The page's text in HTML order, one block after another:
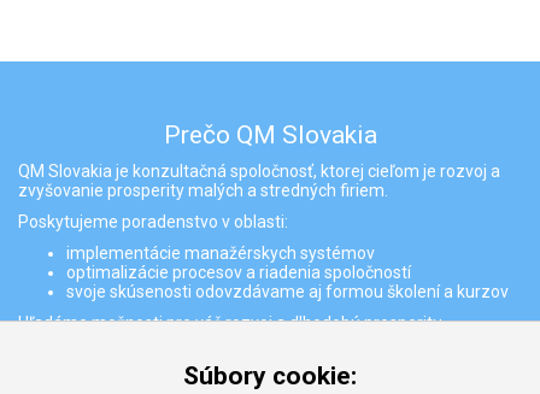
Súbory cookie:
Prečo QM Slovakia
QM Slovakia je konzultačná spoločnosť, ktorej cieľom je rozvoj a
zvyšovanie prosperity malých a stredných firiem.
Poskytujeme poradenstvo v oblasti:
implementácie manažérskych systémov
optimalizácie procesov a riadenia spoločností
svoje skúsenosti odovzdávame aj formou školení a kurzov
Hľadáme možnosti pre váš rozvoj a dlhodobú prosperitu
Partneri